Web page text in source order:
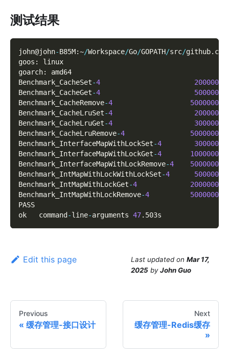
测试结果
john@john-B85M:~/Workspace/Go/GOPATH/src/github. com
goos :
linux
goarch:
amd64
Benchmark_CacheSet-4
2000000
Benchmark_CacheGet-4
5000000
Benchmark_CacheRemove-4
50000000
Benchmark_CacheLruSet-4
2000000
Benchmark_CacheLruGet-4
3000000
Benchmark_CacheLruRemove-4
50000000
Benchmark_InterfaceMapWithLockSet-4
3000000
Benchmark_InterfaceMapWithLockGet-4
10000000
Benchmark_InterfaceMapWithLockRemove-4
50000000
Benchmark_IntMapWithLockWithLockSet-4
5000000
Benchmark_IntMapWithLockGet-4
20000000
Benchmark_IntMapWithLockRemove-4
50000000
PASS
ok   command -line-arguments 47. 503s
Edit this page Last updated on Mar 17,
2025 byJohn Guo
Previous
缓存管理-接口设计
Next
缓存管理-Redis缓存